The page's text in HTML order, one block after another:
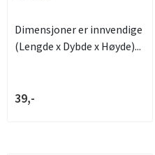
Dimensjoner er innvendige
(Lengde x Dybde x Høyde)...
39,-